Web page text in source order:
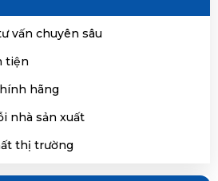
vấn chuyên sâu
tiện
hãng
nhà sản xuất
thị trường